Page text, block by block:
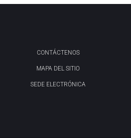
CONTÁCTENOS
MAPA DEL SITIO
SEDE ELECTRÓNICA